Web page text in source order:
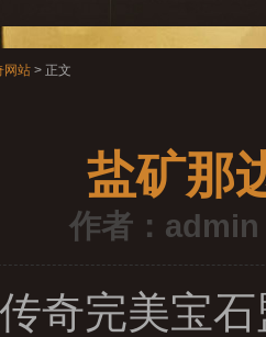
网站 > 正文
盐矿那
作者：admin
奇完美宝石